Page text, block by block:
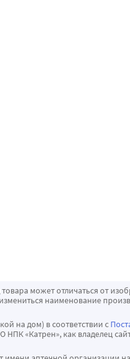
может отличаться от
наименование
на дом) в соответствии с
«Катрен», как владелец